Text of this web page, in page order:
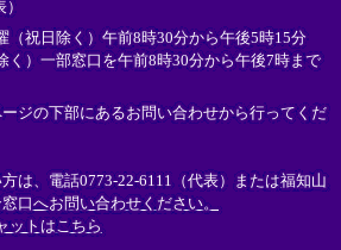
（祝日除く）午前8時30分から午後5時15分
く）一部窓口を午前8時30分から午後7時まで
ジの下部にあるお問い合わせから行ってくだ
は、電話0773-22-6111（代表）または福知山
口へお問い合わせください。
ットはこちら